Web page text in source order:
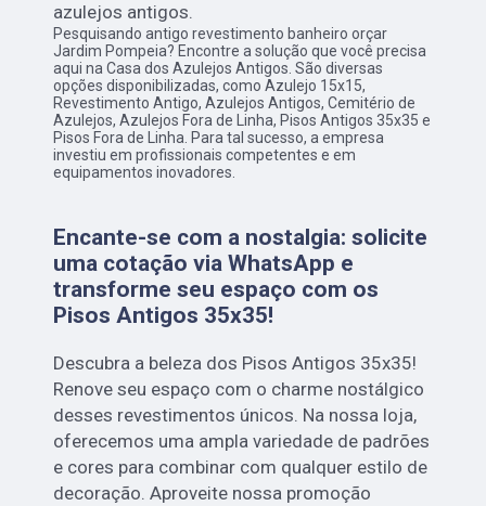
azulejos antigos.
Pesquisando antigo revestimento banheiro orçar
Jardim Pompeia? Encontre a solução que você precisa
aqui na Casa dos Azulejos Antigos. São diversas
opções disponibilizadas, como Azulejo 15x15,
Revestimento Antigo, Azulejos Antigos, Cemitério de
Azulejos, Azulejos Fora de Linha, Pisos Antigos 35x35 e
Pisos Fora de Linha. Para tal sucesso, a empresa
investiu em profissionais competentes e em
equipamentos inovadores.
Encante-se com a nostalgia: solicite
uma cotação via WhatsApp e
transforme seu espaço com os
Pisos Antigos 35x35!
Descubra a beleza dos Pisos Antigos 35x35!
Renove seu espaço com o charme nostálgico
desses revestimentos únicos. Na nossa loja,
oferecemos uma ampla variedade de padrões
e cores para combinar com qualquer estilo de
decoração. Aproveite nossa promoção